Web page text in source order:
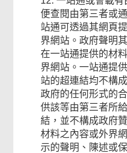
便查閱由第三者或
站通可透過其網頁
界網站。政府聲明
在一站通提供的材
界網站。一站通提
站的超連結均不構
政府的任何形式的
供該等由第三者所
結，並不構成政府
材料之內容或外界
示的聲明、陳述或